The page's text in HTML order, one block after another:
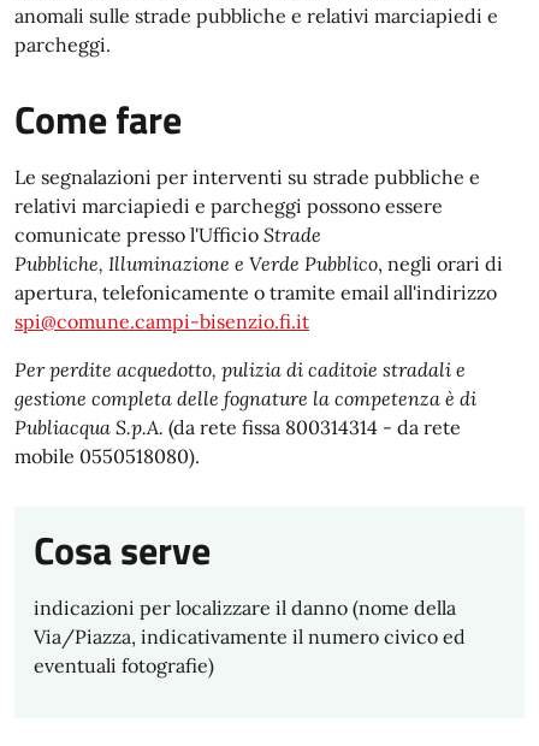
anomali sulle strade pubbliche e relativi marciapiedi e
parcheggi.
Come fare
Le segnalazioni per interventi su strade pubbliche e
relativi marciapiedi e parcheggi possono essere
comunicate presso l'Ufficio Strade
Pubbliche, Illuminazione e Verde Pubblico, negli orari di
apertura, telefonicamente o tramite email all'indirizzo
spi@comune.campi-bisenzio.fi.it
Per perdite acquedotto, pulizia di caditoie stradali e
gestione completa delle fognature la competenza è di
Publiacqua S.p.A. (da rete fissa 800314314 - da rete
mobile 0550518080).
Cosa serve
indicazioni per localizzare il danno (nome della
Via/Piazza, indicativamente il numero civico ed
eventuali fotografie)